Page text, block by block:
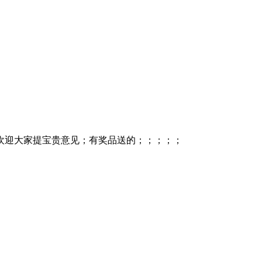
大家提宝贵意见；有奖品送的；；；；；